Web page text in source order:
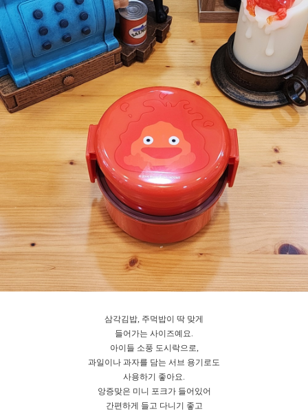
삼각김밥, 주먹밥이 딱 맞게
들어가는 사이즈예요.
아이들 소풍 도시락으로,
과일이나 과자를 담는 서브 용기로도
사용하기 좋아요.
앙증맞은 미니 포크가 들어있어
간편하게 들고 다니기 좋고